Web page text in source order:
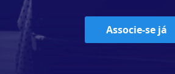
Associe-se já